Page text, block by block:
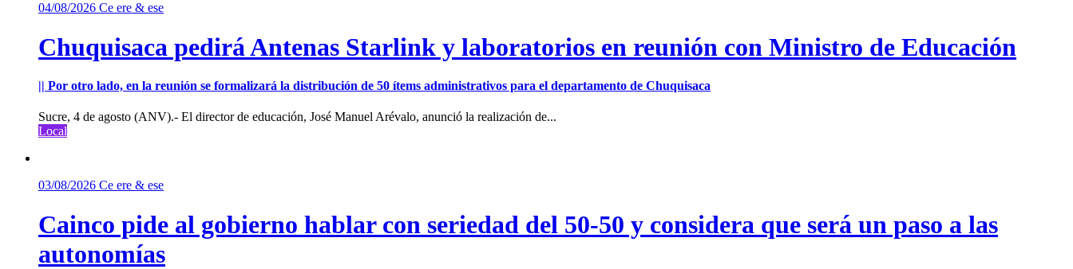
04/08/2026 Ce ere & ese
Chuquisaca pedirá Antenas Starlink y laboratorios en reunión con Ministro de Educación
|| Por otro lado, en la reunión se formalizará la distribución de 50 ítems administrativos para el departamento de Chuquisaca
Sucre, 4 de agosto (ANV).- El director de educación, José Manuel Arévalo, anunció la realización de...
Local
03/08/2026 Ce ere & ese
Cainco pide al gobierno hablar con seriedad del 50-50 y considera que será un paso a las
autonomías